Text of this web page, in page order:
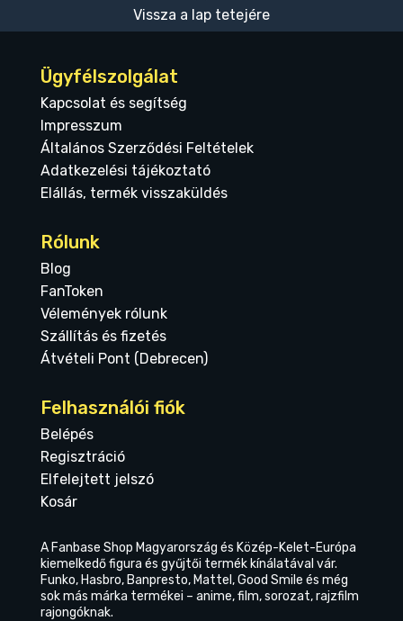
Vissza a lap tetejére
Ügyfélszolgálat
Kapcsolat és segítség
Impresszum
Általános Szerződési Feltételek
Adatkezelési tájékoztató
Elállás, termék visszaküldés
Rólunk
Blog
FanToken
Vélemények rólunk
Szállítás és fizetés
Átvételi Pont (Debrecen)
Felhasználói fiók
Belépés
Regisztráció
Elfelejtett jelszó
Kosár
A Fanbase Shop Magyarország és Közép-Kelet-Európa
kiemelkedő figura és gyűjtői termék kínálatával vár.
Funko, Hasbro, Banpresto, Mattel, Good Smile és még
sok más márka termékei – anime, film, sorozat, rajzfilm
rajongóknak.